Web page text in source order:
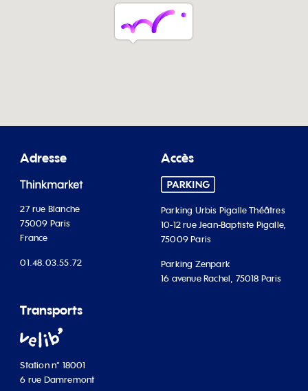
Adresse
27 rue Blanche
75009 Paris
France
01.48.03.55.72
Accès
Parking Urbis Pigalle Théâtres
10-12 rue Jean-Baptiste Pigalle,
75009 Paris
Parking Zenpark
16 avenue Rachel, 75018 Paris
Transports
Station n° 18001
6 rue Damremont